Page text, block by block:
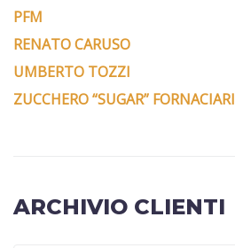
PFM
RENATO CARUSO
UMBERTO TOZZI
ZUCCHERO “SUGAR” FORNACIARI
ARCHIVIO CLIENTI